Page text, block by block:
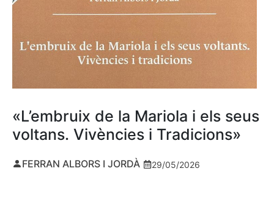
«L’embruix de la Mariola i els seus
voltans. Vivències i Tradicions»
FERRAN ALBORS I JORDÀ 29/05/2026